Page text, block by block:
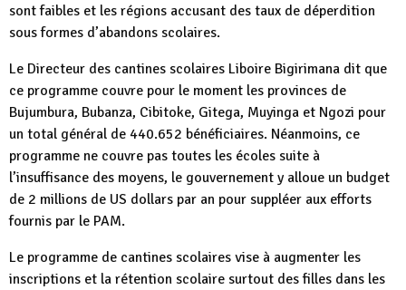
sont faibles et les régions accusant des taux de déperdition
sous formes d’abandons scolaires.
Le Directeur des cantines scolaires Liboire Bigirimana dit que
ce programme couvre pour le moment les provinces de
Bujumbura, Bubanza, Cibitoke, Gitega, Muyinga et Ngozi pour
un total général de 440.652 bénéficiaires. Néanmoins, ce
programme ne couvre pas toutes les écoles suite à
l’insuffisance des moyens, le gouvernement y alloue un budget
de 2 millions de US dollars par an pour suppléer aux efforts
fournis par le PAM.
Le programme de cantines scolaires vise à augmenter les
inscriptions et la rétention scolaire surtout des filles dans les